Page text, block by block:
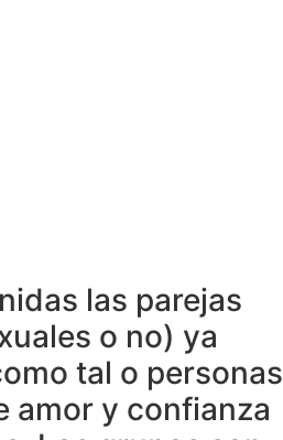
las parejas
o no) ya
tal o personas
amor y confianza